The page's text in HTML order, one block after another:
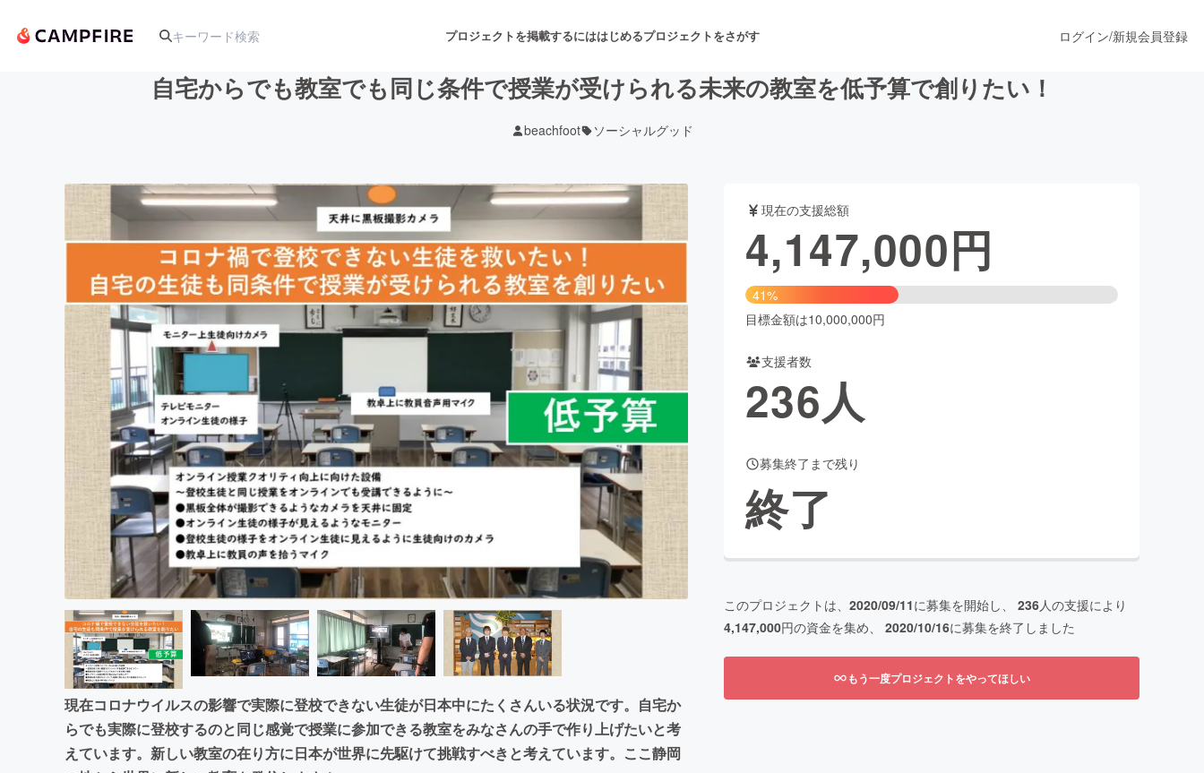
プロジェクトを掲載するにははじめるプロジェクトをさがす
アート・写真 音楽 舞台・パフォーマンス
テクノロジー・ガジェット ゲーム・サービス開発 ファッション
書籍・雑誌出版 アニメ・漫画
ビジネス・起業 ビューティー・ヘルスケア
まちづくり・地域活性化
CAMPFIRE for Social GoodCAMPFIRE Creation
CAMPFIREふるさと納税machi-ya コミュニティ
ログイン/新規会員登録
自宅からでも教室でも同じ条件で授業が受けられる未来の教室を低予算で創りたい！
beachfoot ソーシャルグッド
現在コロナウイルスの影響で実際に登校できない生徒が日本中にたくさんいる状況です。自宅か
らでも実際に登校するのと同じ感覚で授業に参加できる教室をみなさんの手で作り上げたいと考
えています。新しい教室の在り方に日本が世界に先駆けて挑戦すべきと考えています。ここ静岡
現在の支援総額
4,147,000円
41%
目標金額は10,000,000円
支援者数
236人
募集終了まで残り
終了
このプロジェクトは、 2020/09/11に募集を開始し、 236人の支援により
4,147,000円の資金を集め、 2020/10/16に募集を終了しました
もう一度プロジェクトをやってほしい